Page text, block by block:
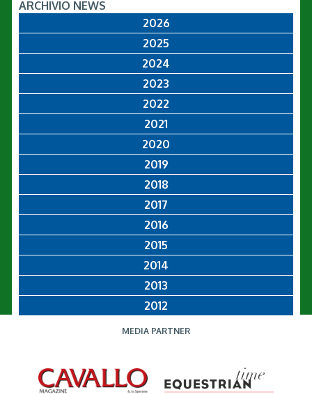
ARCHIVIO NEWS
2026
2025
2024
2023
2022
2021
2020
2019
2018
2017
2016
2015
2014
2013
2012
MEDIA PARTNER